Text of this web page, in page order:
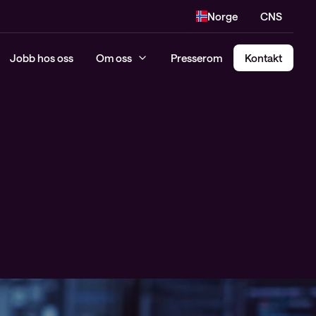
Norge CNS
Jobb hos oss Om oss Presserom Kontakt